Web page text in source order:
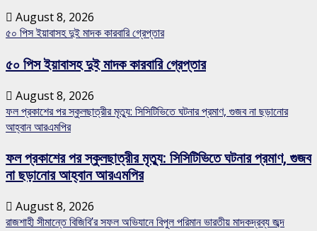
August 8, 2026
৫০ পিস ইয়াবাসহ দুই মাদক কারবারি গ্রেপ্তার
৫০ পিস ইয়াবাসহ দুই মাদক কারবারি গ্রেপ্তার
August 8, 2026
ফল প্রকাশের পর স্কুলছাত্রীর মৃত্যু: সিসিটিভিতে ঘটনার প্রমাণ, গুজব না ছড়ানোর
আহ্বান আরএমপির
ফল প্রকাশের পর স্কুলছাত্রীর মৃত্যু: সিসিটিভিতে ঘটনার প্রমাণ, গুজব
না ছড়ানোর আহ্বান আরএমপির
August 8, 2026
রাজশাহী সীমান্তে বিজিবি’র সফল অভিযানে বিপুল পরিমান ভারতীয় মাদকদ্রব্য জব্দ